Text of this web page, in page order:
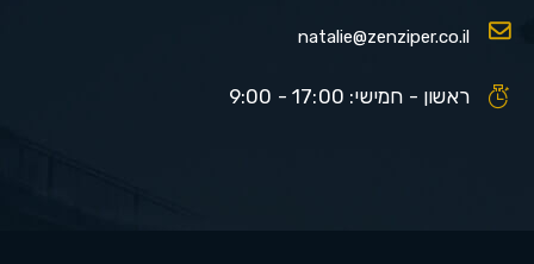
natalie@zenziper.co.il
ראשון - חמישי: 17:00 - 9:00